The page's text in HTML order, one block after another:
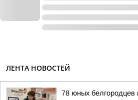
ЛЕНТА НОВОСТЕЙ
78 юных